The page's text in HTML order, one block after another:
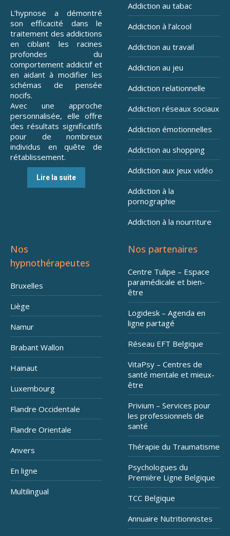
L’hypnose a démontré
son efficacité dans le
traitement des addictions
en ciblant les racines
profondes du
comportement addictif et
en aidant à modifier les
schémas de pensée
nocifs.
Avec une approche
personnalisée, elle offre
des résultats significatifs
pour de nombreux
individus en quête de
rétablissement.
Lire la suite
Addiction au tabac
Addiction à l’alcool
Addiction au travail
Addiction au jeu
Addiction relationnelle
Addiction réseaux sociaux
Addiction émotionnelles
Addiction au shopping
Addiction aux jeux vidéo
Addiction à la
pornographie
Addiction à la nourriture
Nos
hypnothérapeutes
Bruxelles
Liège
Namur
Brabant Wallon
Hainaut
Luxembourg
Flandre Occidentale
Flandre Orientale
Anvers
En ligne
Multilingual
Nos partenaires
Centre Tulipe – Espace
paramédicale et bien-
être
Logidesk – Agenda en
ligne partagé
Réseau EFT Belgique
VitaPsy – Centres de
santé mentale et mieux-
être
Privium – Services pour
les professionnels de
santé
Thérapie du Traumatisme
Psychologues du
Première Ligne Belgique
TCC Belgique
Annuaire Nutritionnistes